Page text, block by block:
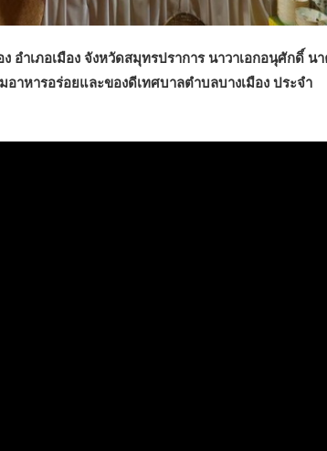
อำเภอเมือง จังหวัดสมุทรปราการ นาวาเอกอนุศักดิ์ น
าหารอร่อยและของดีเทศบาลตำบลบางเมือง ประจำ